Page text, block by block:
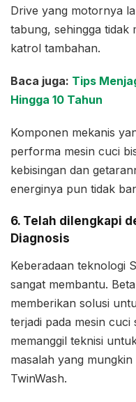
Drive yang motornya
tabung, sehingga tidak
katrol tambahan.
Baca juga: Tips
Hingga 10 Tahun
Komponen mekanis
performa mesin cuci
kebisingan dan
energinya pun tidak
6. Telah dilengkapi
Diagnosis
Keberadaan teknologi
sangat membantu.
memberikan solusi
terjadi pada mesin
memanggil teknisi
masalah yang
TwinWash.